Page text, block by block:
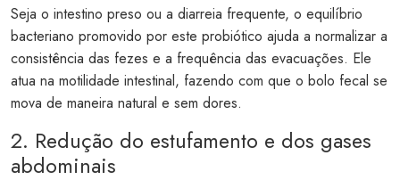
Seja o intestino preso ou a diarreia frequente, o equilíbrio
bacteriano promovido por este probiótico ajuda a normalizar a
consistência das fezes e a frequência das evacuações. Ele
atua na motilidade intestinal, fazendo com que o bolo fecal se
mova de maneira natural e sem dores.
2. Redução do estufamento e dos gases
abdominais